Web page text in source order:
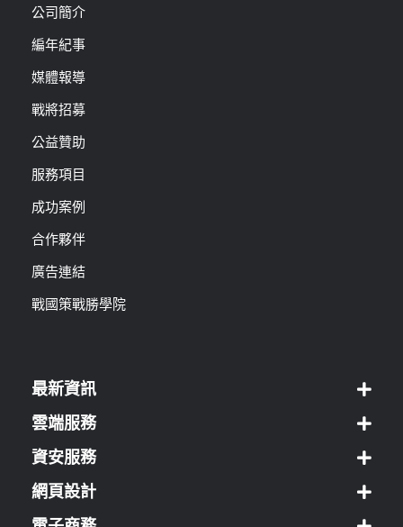
公司簡介
編年紀事
媒體報導
戰將招募
公益贊助
服務項目
成功案例
合作夥伴
廣告連結
戰國策戰勝學院
最新資訊
雲端服務
資安服務
網頁設計